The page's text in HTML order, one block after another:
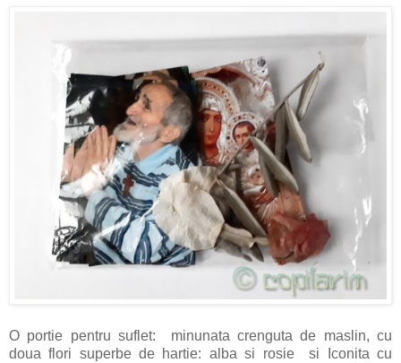
O portie pentru suflet: minunata crenguta de maslin, cu
doua flori superbe de hartie: alba si rosie si Iconita cu